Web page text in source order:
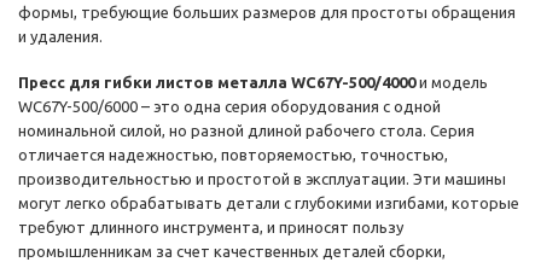
формы, требующие больших размеров для простоты обращения
и удаления.
Пресс для гибки листов металла WC67Y-500/4000и модель
WC67Y-500/6000 – это одна серия оборудования с одной
номинальной силой, но разной длиной рабочего стола. Серия
отличается надежностью, повторяемостью, точностью,
производительностью и простотой в эксплуатации. Эти машины
могут легко обрабатывать детали с глубокими изгибами, которые
требуют длинного инструмента, и приносят пользу
промышленникам за счет качественных деталей сборки,